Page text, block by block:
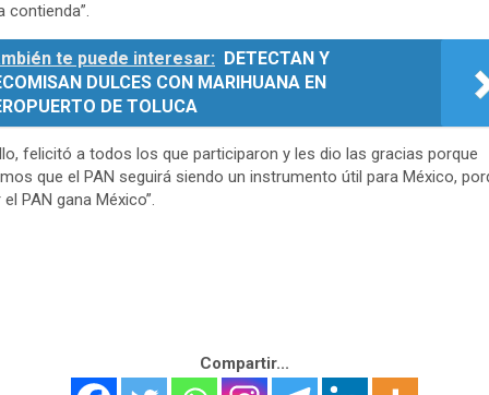
contienda”.
te puede interesar: DETECTAN Y
DULCES CON MARIHUANA EN
DE TOLUCA
felicitó a todos los que participaron y les dio las gracias porque
que el PAN seguirá siendo un instrumento útil para México,
PAN gana México”.
Compartir...